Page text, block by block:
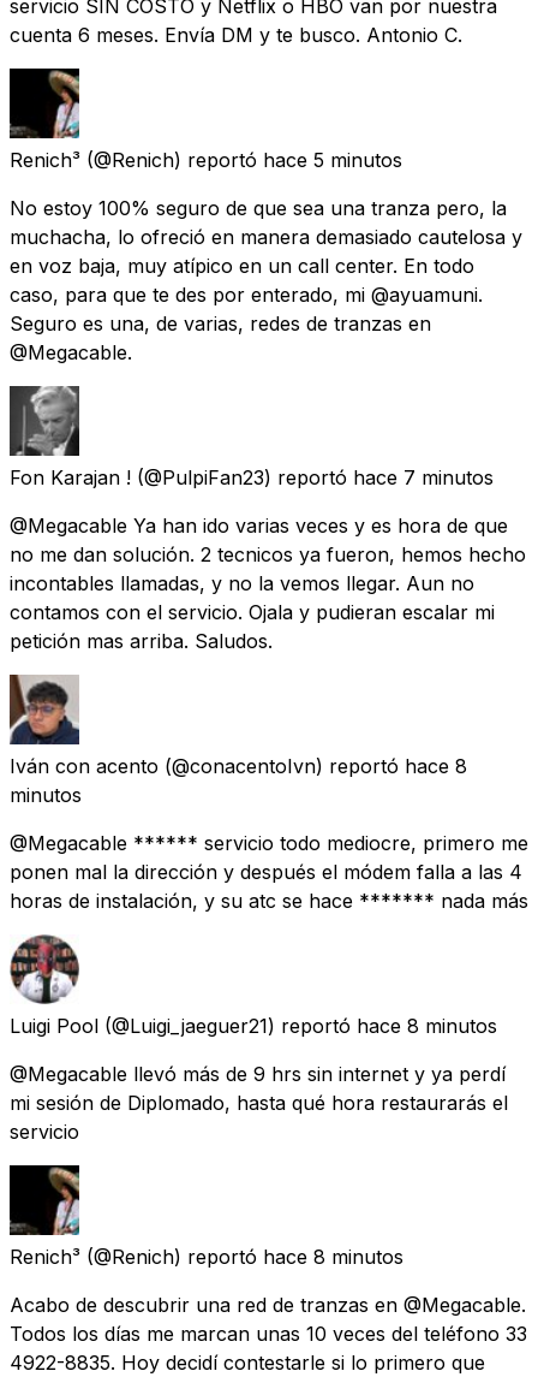
servicio SIN COSTO y Netflix o HBO van por nuestra
cuenta 6 meses. Envía DM y te busco. Antonio C.
Renich³ (@Renich) reportó hace 5 minutos
No estoy 100% seguro de que sea una tranza pero, la
muchacha, lo ofreció en manera demasiado cautelosa y
en voz baja, muy atípico en un call center. En todo
caso, para que te des por enterado, mi @ayuamuni.
Seguro es una, de varias, redes de tranzas en
@Megacable.
Fon Karajan ! (@PulpiFan23) reportó hace 7 minutos
@Megacable Ya han ido varias veces y es hora de que
no me dan solución. 2 tecnicos ya fueron, hemos hecho
incontables llamadas, y no la vemos llegar. Aun no
contamos con el servicio. Ojala y pudieran escalar mi
petición mas arriba. Saludos.
Iván con acento (@conacentoIvn) reportó hace 8
minutos
@Megacable ****** servicio todo mediocre, primero me
ponen mal la dirección y después el módem falla a las 4
horas de instalación, y su atc se hace ******* nada más
Luigi Pool (@Luigi_jaeguer21) reportó hace 8 minutos
@Megacable llevó más de 9 hrs sin internet y ya perdí
mi sesión de Diplomado, hasta qué hora restaurarás el
servicio
Renich³ (@Renich) reportó hace 8 minutos
Acabo de descubrir una red de tranzas en @Megacable.
Todos los días me marcan unas 10 veces del teléfono 33
4922-8835. Hoy decidí contestarle si lo primero que